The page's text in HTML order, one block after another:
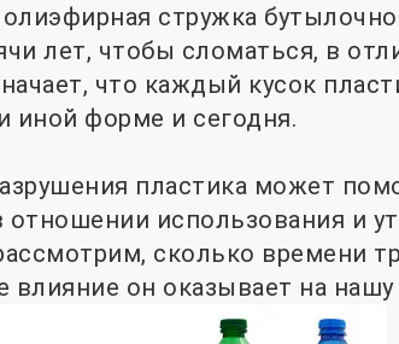
стружка
лет, чтобы сломаться, в
что каждый кусок
иной форме и сегодня.
пластика может
использования и
сколько времени
влияние он оказывает на нашу